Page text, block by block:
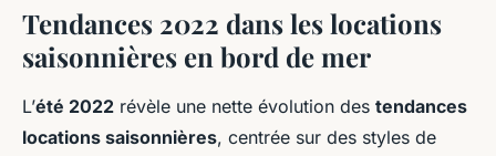
Tendances 2022 dans les locations
saisonnières en bord de mer
L’été 2022 révèle une nette évolution des tendances
locations saisonnières, centrée sur des styles de